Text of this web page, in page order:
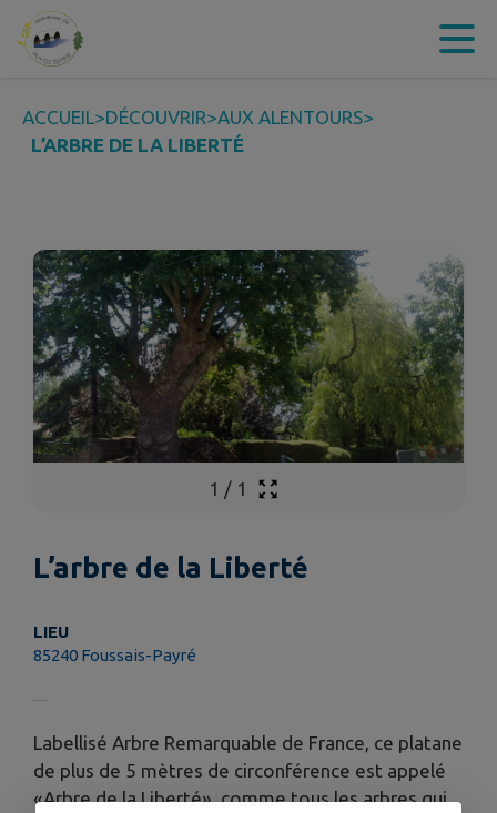
Contenu
ACCUEIL>DÉCOUVRIR>AUX ALENTOURS>
L’ARBRE DE LA LIBERTÉ
1 / 1
L’arbre de la Liberté
LIEU
85240 Foussais-Payré
Labellisé Arbre Remarquable de France, ce platane
de plus de 5 mètres de circonférence est appelé
«Arbre de la Liberté», comme tous les arbres qui